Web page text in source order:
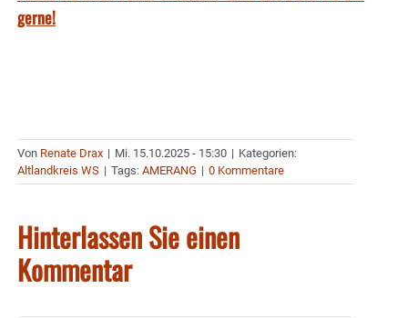
gerne!
Von Renate Drax | Mi. 15.10.2025 - 15:30 | Kategorien:
Altlandkreis WS | Tags: AMERANG | 0 Kommentare
Hinterlassen Sie einen
Kommentar